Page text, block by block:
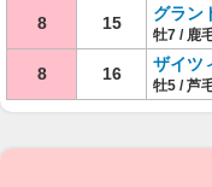
8 15 グラン
牡7 / 鹿
8 16 ザイツ
牡5 / 芦